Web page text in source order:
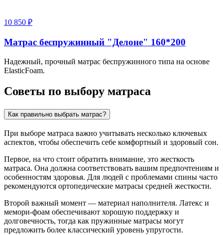
10 850 ₽
Матрас беспружинный "Делоне" 160*200
Надежный, прочный матрас беспружинного типа на основе
ElasticFoam.
Советы по выбору матраса
Как правильно выбрать матрас?
При выборе матраса важно учитывать несколько ключевых
аспектов, чтобы обеспечить себе комфортный и здоровый сон.
Первое, на что стоит обратить внимание, это жесткость
матраса. Она должна соответствовать вашим предпочтениям и
особенностям здоровья. Для людей с проблемами спины часто
рекомендуются ортопедические матрасы средней жесткости.
Второй важный момент — материал наполнителя. Латекс и
мемори-фоам обеспечивают хорошую поддержку и
долговечность, тогда как пружинные матрасы могут
предложить более классический уровень упругости.